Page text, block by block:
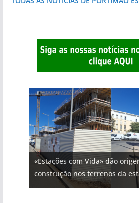
«Estações com Vida» dão
construção nos terrenos da